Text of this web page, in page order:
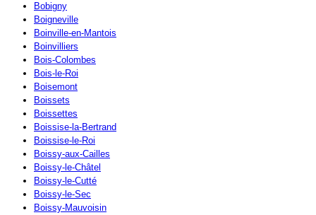
Bobigny
Boigneville
Boinville-en-Mantois
Boinvilliers
Bois-Colombes
Bois-le-Roi
Boisemont
Boissets
Boissettes
Boissise-la-Bertrand
Boissise-le-Roi
Boissy-aux-Cailles
Boissy-le-Châtel
Boissy-le-Cutté
Boissy-le-Sec
Boissy-Mauvoisin